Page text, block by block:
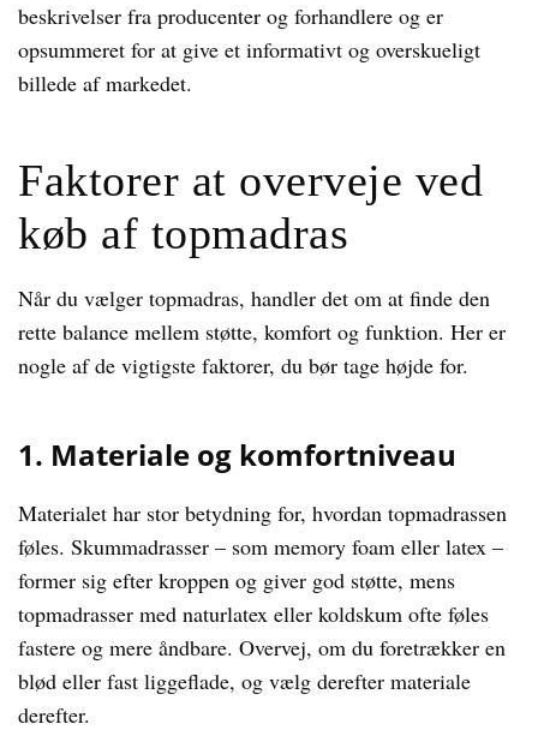
beskrivelser fra producenter og forhandlere og er
opsummeret for at give et informativt og overskueligt
billede af markedet.
Faktorer at overveje ved
køb af topmadras
Når du vælger topmadras, handler det om at finde den
rette balance mellem støtte, komfort og funktion. Her er
nogle af de vigtigste faktorer, du bør tage højde for.
1. Materiale og komfortniveau
Materialet har stor betydning for, hvordan topmadrassen
føles. Skummadrasser – som memory foam eller latex –
former sig efter kroppen og giver god støtte, mens
topmadrasser med naturlatex eller koldskum ofte føles
fastere og mere åndbare. Overvej, om du foretrækker en
blød eller fast liggeflade, og vælg derefter materiale
derefter.